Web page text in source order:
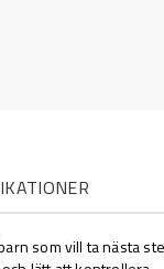
som vill ta nästa